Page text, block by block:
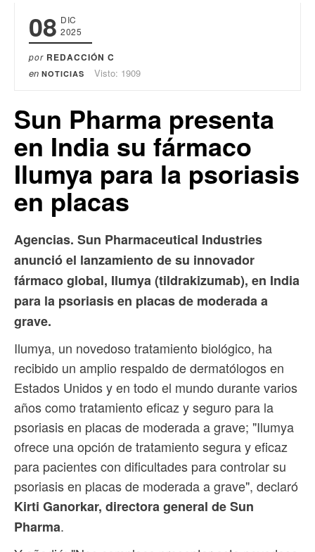
08 DIC
2025
por REDACCIÓN C
en NOTICIAS Visto: 1909
Sun Pharma presenta
en India su fármaco
Ilumya para la psoriasis
en placas
Agencias. Sun Pharmaceutical Industries
anunció el lanzamiento de su innovador
fármaco global, Ilumya (tildrakizumab), en India
para la psoriasis en placas de moderada a
grave.
Ilumya, un novedoso tratamiento biológico, ha
recibido un amplio respaldo de dermatólogos en
Estados Unidos y en todo el mundo durante varios
años como tratamiento eficaz y seguro para la
psoriasis en placas de moderada a grave; "Ilumya
ofrece una opción de tratamiento segura y eficaz
para pacientes con dificultades para controlar su
psoriasis en placas de moderada a grave", declaró
Kirti Ganorkar, directora general de Sun
Pharma.